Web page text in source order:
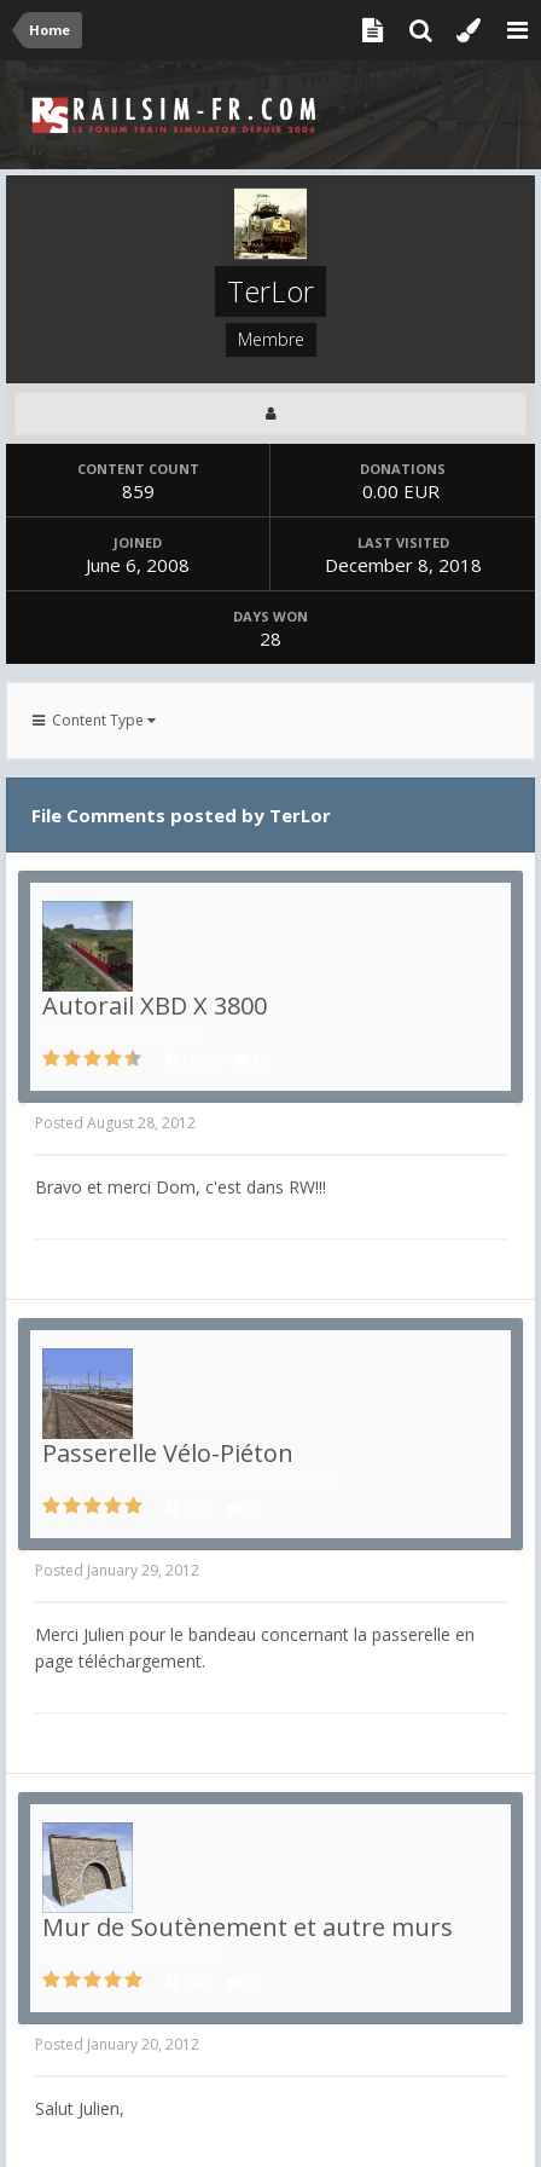
Home
TerLor
Membre
CONTENT COUNT
859
DONATIONS
0.00 EUR
JOINED
June 6, 2008
LAST VISITED
December 8, 2018
DAYS WON
28
Content Type
File Comments posted by TerLor
Autorail XBD X 3800
Posted August 28, 2012
Bravo et merci Dom, c'est dans RW!!!
Passerelle Vélo-Piéton
Posted January 29, 2012
Merci Julien pour le bandeau concernant la passerelle en
page téléchargement.
Mur de Soutènement et autre murs
Posted January 20, 2012
Salut Julien,